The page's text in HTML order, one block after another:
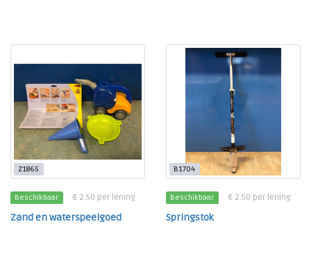
Z1865
Beschikbaar € 2.50 per lening
Zand en waterspeelgoed
B1704
Beschikbaar € 2.50 per lening
Springstok